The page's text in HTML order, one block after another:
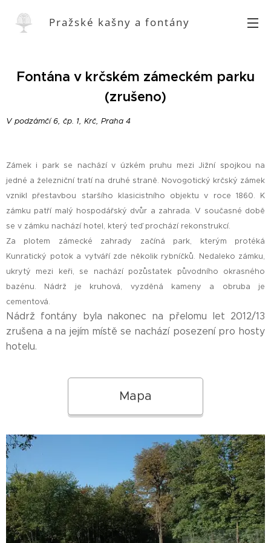
Pražské kašny a fontány
Fontána v krčském zámeckém parku
(zrušeno)
V podzámčí 6, čp. 1, Krč, Praha 4
Zámek i park se nachází v úzkém pruhu mezi Jižní spojkou na
jedné a železniční tratí na druhé straně. Novogotický krčský zámek
vznikl přestavbou staršího klasicistního objektu v roce 1860. K
zámku patří malý hospodářský dvůr a zahrada. V současné době
se v zámku nachází hotel, který teď prochází rekonstrukcí.
Za plotem zámecké zahrady začíná park, kterým protéká
Kunratický potok a vytváří zde několik rybníčků. Nedaleko zámku,
ukrytý mezi keři, se nachází pozůstatek původního okrasného
bazénu. Nádrž je kruhová, vyzděná kameny a obruba je
cementová.
Nádrž fontány byla nakonec na přelomu let 2012/13
zrušena a na jejím místě se nachází posezení pro hosty
hotelu.
Mapa